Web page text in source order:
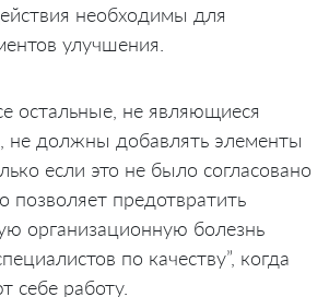
необходимы для
улучшения.
остальные, не являющиеся
не должны добавлять элементы
если это не было согласовано
позволяет предотвратить
организационную болезнь
по качеству”, когда
себе работу.